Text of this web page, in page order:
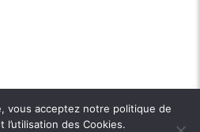
vous acceptez notre politique de
des Cookies.